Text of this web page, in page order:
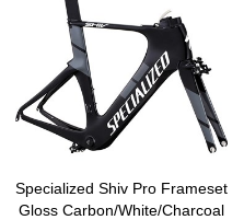
Specialized Shiv Pro Frameset
Gloss Carbon/White/Charcoal